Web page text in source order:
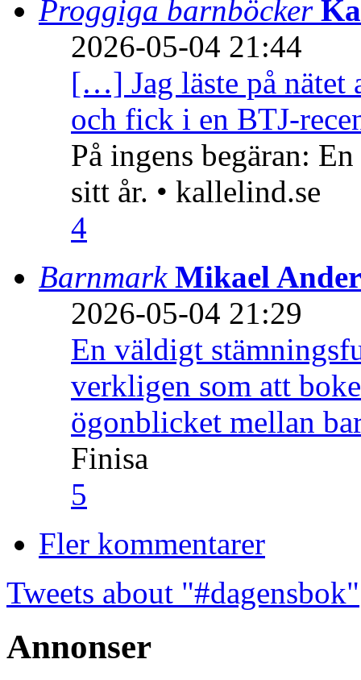
Proggiga barnböcker
2026-05-04 21:44
[…] Jag läste på nätet
och fick i en BTJ-
På ingens begäran:
sitt år. • kallelind.se
4
Barnmark Mikael
2026-05-04 21:29
En väldigt
verkligen som att
ögonblicket mellan
Finisa
5
Fler kommentarer
Tweets about "#dagensbok"
Annonser